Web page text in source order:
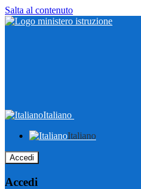
Salta al contenuto
Italiano
Italiano
Accedi
Accedi